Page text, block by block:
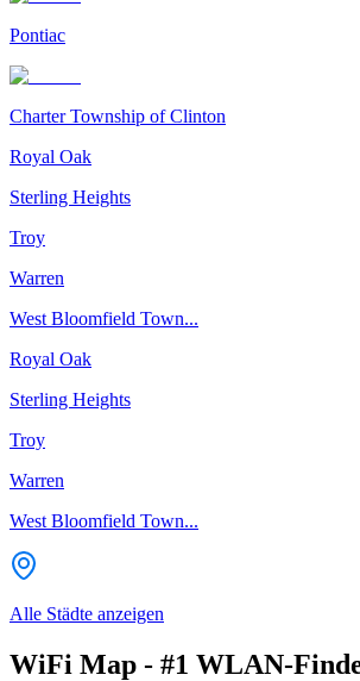
Pontiac
Charter Township of Clinton
Royal Oak
Sterling Heights
Troy
Warren
West Bloomfield Town...
Royal Oak
Sterling Heights
Troy
Warren
West Bloomfield Town...
Alle Städte anzeigen
WiFi Map - #1 WLAN-